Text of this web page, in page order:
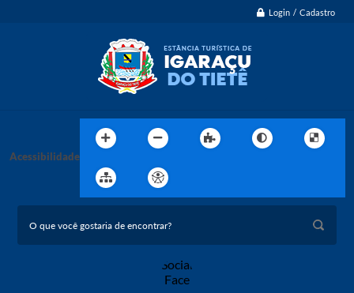
Login / Cadastro
Acessibilidade